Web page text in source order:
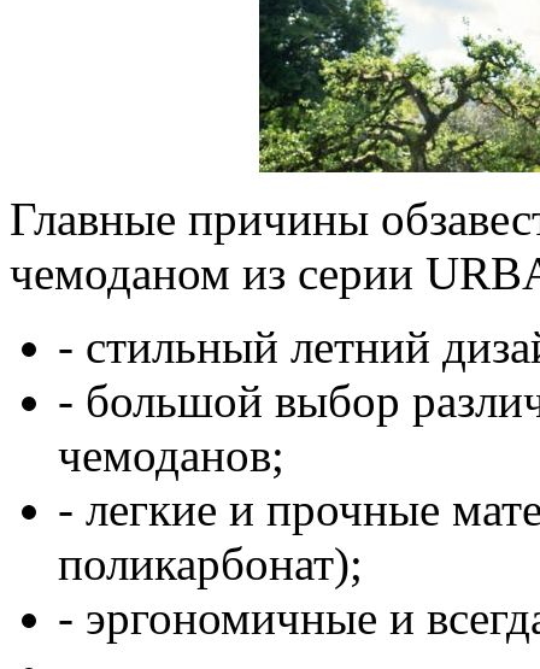
Главные причины
чемоданом из серии
- стильный летний
- большой выбор
чемоданов;
- легкие и прочные
поликарбонат);
- эргономичные и